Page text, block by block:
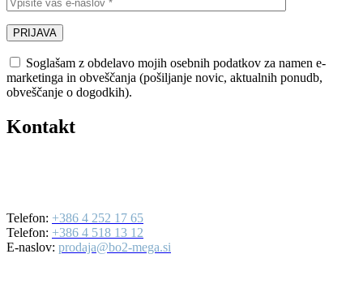
Soglašam z obdelavo mojih osebnih podatkov za namen e-
marketinga in obveščanja (pošiljanje novic, aktualnih ponudb,
obveščanje o dogodkih).
Kontakt
Telefon: +386 4 252 17 65
Telefon: +386 4 518 13 12
E-naslov: prodaja@bo2-mega.si